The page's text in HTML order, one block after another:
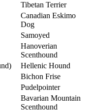
Tibetan Terrier
Canadian Eskimo
Dog
Samoyed
Hanoverian
Scenthound
Hellenic Hound
Bichon Frise
Pudelpointer
Bavarian Mountain
Scenthound